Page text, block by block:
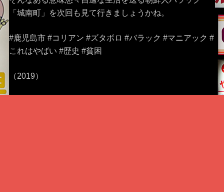
「城南町」を次回も見て行きましょうかね。
#鹿児島市 #コリアン #ズタボロ #バラック #マニアック #
これはやばい #歴史 #貧困
（2019）